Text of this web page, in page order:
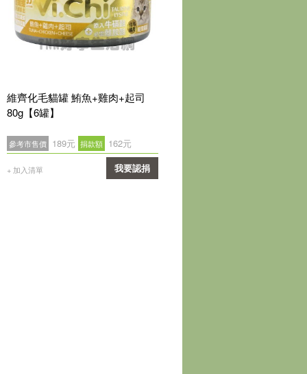
維齊化毛貓罐 鮪魚+雞肉+起司
80g【6罐】
參考市售價 189元 捐款額 162元
+ 加入清單 我要認捐